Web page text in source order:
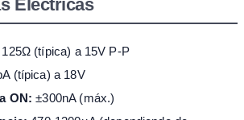
Eléctricas
125Ω (típica) a 15V P-P
(típica) a 18V
ON: ±300nA (máx.)